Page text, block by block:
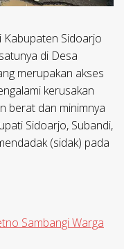
Kabupaten Sidoarjo
di Desa
merupakan akses
kerusakan
berat dan minimnya
Sidoarjo, Subandi,
(sidak) pada
Sambangi Warga